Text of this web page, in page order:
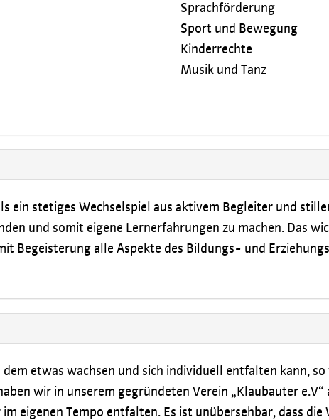
Sprachförderung
Sport und Bewegung
Kinderrechte
Musik und Tanz
ein stetiges Wechselspiel aus aktivem Begleiter und
und somit eigene Lernerfahrungen zu machen. Das
Begeisterung alle Aspekte des Bildungs- und
dem etwas wachsen und sich individuell entfalten kann,
wir in unserem gegründeten Verein „Klaubauter
eigenen Tempo entfalten. Es ist unübersehbar, dass